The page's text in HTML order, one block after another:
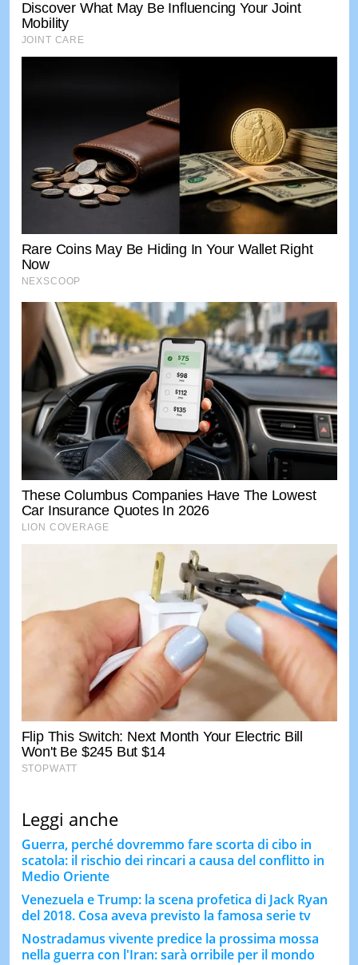
Leggi anche
Guerra, perché dovremmo fare scorta di cibo in
scatola: il rischio dei rincari a causa del conflitto in
Medio Oriente
Venezuela e Trump: la scena profetica di Jack Ryan
del 2018. Cosa aveva previsto la famosa serie tv
Nostradamus vivente predice la prossima mossa
nella guerra con l'Iran: sarà orribile per il mondo